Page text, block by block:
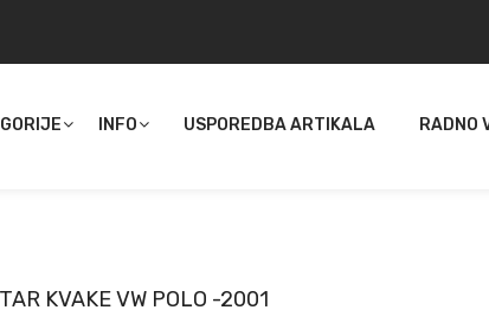
INFO USPOREDBA ARTIKALA RADNO
KVAKE VW POLO -2001